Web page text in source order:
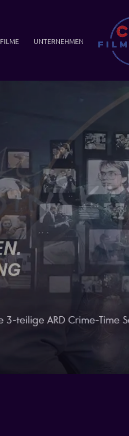
FILME UNTERNEHMEN